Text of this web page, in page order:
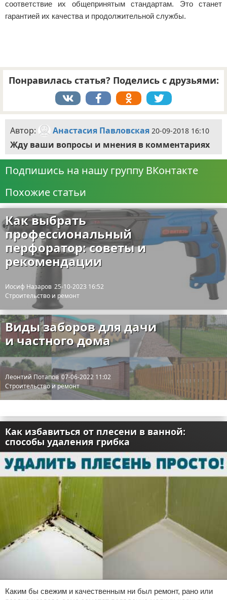
соответствие их общепринятым стандартам. Это станет
гарантией их качества и продолжительной службы.
Понравилась статья? Поделись с друзьями:
Автор: Анастасия Павловская 20-09-2018 16:10
Жду ваши вопросы и мнения в комментариях
Подпишись на нашу группу ВКонтакте
Похожие статьи
Как выбрать
профессиональный
перфоратор: советы и
рекомендации
Иосиф Назаров 25-10-2023 16:52
Строительство и ремонт
Виды заборов для дачи
и частного дома
Леонтий Потапов 07-06-2022 11:02
Строительство и ремонт
Как избавиться от плесени в ванной:
способы удаления грибка
Каким бы свежим и качественным ни был ремонт, рано или